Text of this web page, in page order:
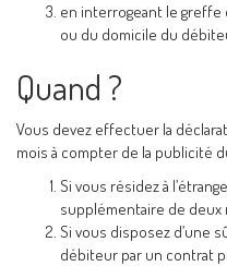
en interrogeant le
ou du domicile du
Quand ?
Vous devez effectuer la
mois à compter de la publicité
Si vous résidez à
supplémentaire de deux
Si vous disposez d’une
débiteur par un contrat